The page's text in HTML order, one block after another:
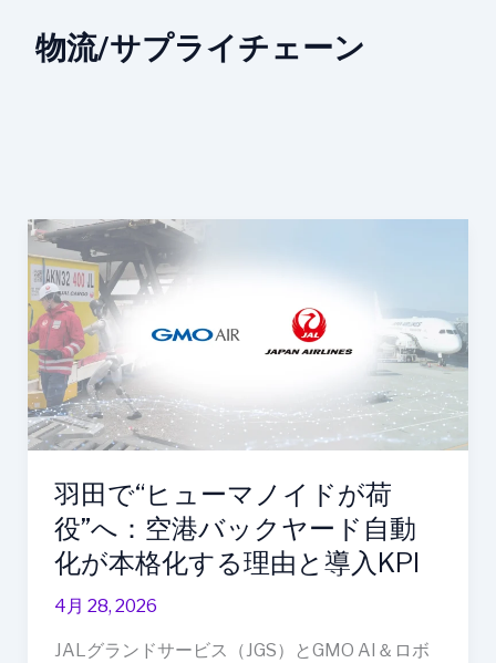
物流/サプライチェーン
羽田で“ヒューマノイドが荷
役”へ：空港バックヤード自動
化が本格化する理由と導入KPI
4月 28, 2026
JALグランドサービス（JGS）とGMO AI＆ロボ
羽
田
で“ヒ
ュ
ー
マ
ノ
イ
ド
が
荷
役”へ：
空
バ
ッ